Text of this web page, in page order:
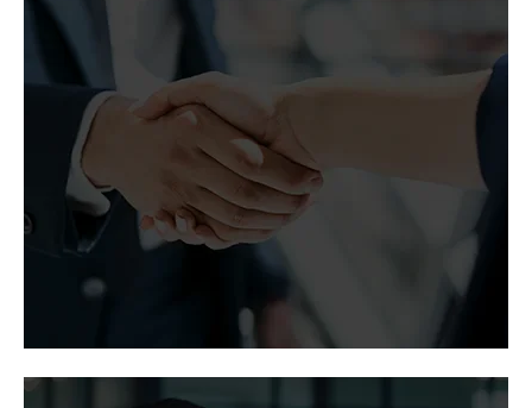
Vertiv dans l'actualité
Couverture médiatique de Vertiv sur son
statut de chef de file, ses programmes
partenaires et sa croissance dans des
publications importantes.